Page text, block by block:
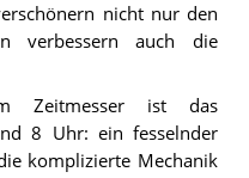
nicht nur den
verbessern auch die
Zeitmesser ist das
8 Uhr: ein fesselnder
komplizierte Mechanik